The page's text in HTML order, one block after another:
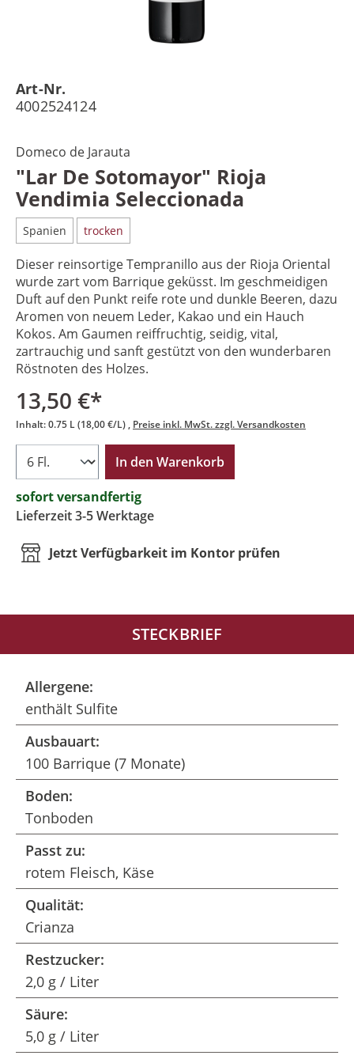
Art-Nr.
4002524124
Domeco de Jarauta
"Lar De Sotomayor" Rioja
Vendimia Seleccionada
Spanien trocken
Dieser reinsortige Tempranillo aus der Rioja Oriental
wurde zart vom Barrique geküsst. Im geschmeidigen
Duft auf den Punkt reife rote und dunkle Beeren, dazu
Aromen von neuem Leder, Kakao und ein Hauch
Kokos. Am Gaumen reiffruchtig, seidig, vital,
zartrauchig und sanft gestützt von den wunderbaren
Röstnoten des Holzes.
13,50 €*
Inhalt:0.75 L(18,00 €/L) Preise inkl. MwSt. zzgl. Versandkosten
In den Warenkorb
sofort versandfertig
Lieferzeit 3-5 Werktage
Jetzt Verfügbarkeit im Kontor prüfen
STECKBRIEF
Allergene:
enthält Sulfite
Ausbauart:
100 Barrique (7 Monate)
Boden:
Tonboden
Passt zu:
rotem Fleisch, Käse
Qualität:
Crianza
Restzucker:
2,0 g / Liter
Säure:
5,0 g / Liter